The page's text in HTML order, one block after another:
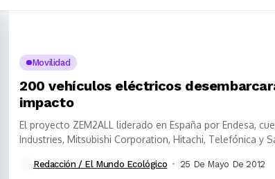
Movilidad
200 vehículos eléctricos
impacto
El proyecto ZEM2ALL liderado en España por Endesa,
Industries, Mitsubishi Corporation, Hitachi, Telefónica y
Redacción / El Mundo Ecológico 25 De Mayo De 2012